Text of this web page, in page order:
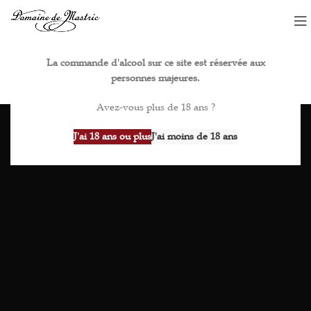
La commande d'alcool sur ce site est réservée aux
personnes majeures.
Avez-vous plus de 18 ans ?
J'ai 18 ans ou plusJ'ai moins de 18 ans